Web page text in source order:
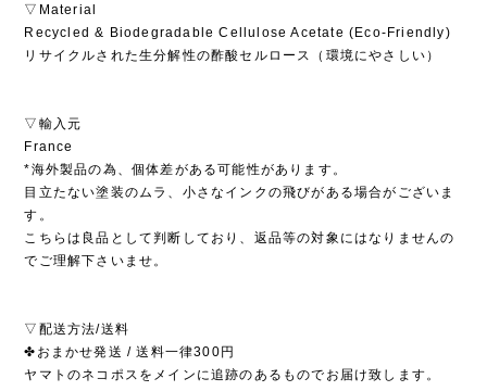
▽Material
Recycled & Biodegradable Cellulose Acetate (Eco-Friendly)
リサイクルされた生分解性の酢酸セルロース（環境にやさしい）
▽輸入元
France
*海外製品の為、個体差がある可能性があります。
目立たない塗装のムラ、小さなインクの飛びがある場合がございま
す。
こちらは良品として判断しており、返品等の対象にはなりませんの
でご理解下さいませ。
▽配送方法/送料
✤おまかせ発送 / 送料一律300円
ヤマトのネコポスをメインに追跡のあるものでお届け致します。